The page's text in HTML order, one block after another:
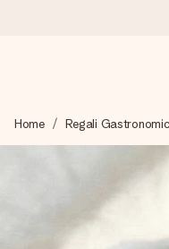
Prepariamo il tuo
4,7 (basato su
I nostri regali ispirano.
Home Regali